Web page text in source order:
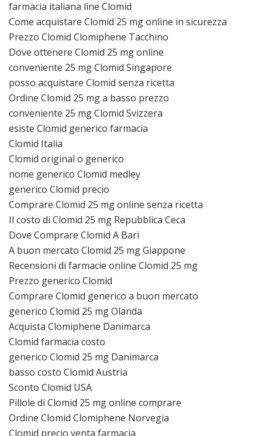
farmacia italiana line Clomid
Come acquistare Clomid 25 mg online in sicurezza
Prezzo Clomid Clomiphene Tacchino
Dove ottenere Clomid 25 mg online
conveniente 25 mg Clomid Singapore
posso acquistare Clomid senza ricetta
Ordine Clomid 25 mg a basso prezzo
conveniente 25 mg Clomid Svizzera
esiste Clomid generico farmacia
Clomid Italia
Clomid original o generico
nome generico Clomid medley
generico Clomid precio
Comprare Clomid 25 mg online senza ricetta
Il costo di Clomid 25 mg Repubblica Ceca
Dove Comprare Clomid A Bari
A buon mercato Clomid 25 mg Giappone
Recensioni di farmacie online Clomid 25 mg
Prezzo generico Clomid
Comprare Clomid generico a buon mercato
generico Clomid 25 mg Olanda
Acquista Clomiphene Danimarca
Clomid farmacia costo
generico Clomid 25 mg Danimarca
basso costo Clomid Austria
Sconto Clomid USA
Pillole di Clomid 25 mg online comprare
Ordine Clomid Clomiphene Norvegia
Clomid precio venta farmacia